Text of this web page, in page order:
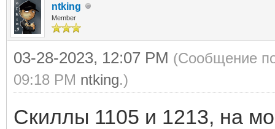
ntking
Member
03-28-2023, 12:07 PM (Сообщение
09:18 PM ntking.)
Скиллы 1105 и 1213, на